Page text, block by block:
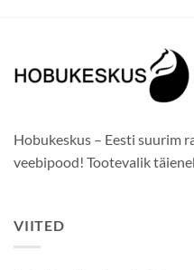
Hobukeskus – Eesti suurim
veebipood! Tootevalik
VIITED